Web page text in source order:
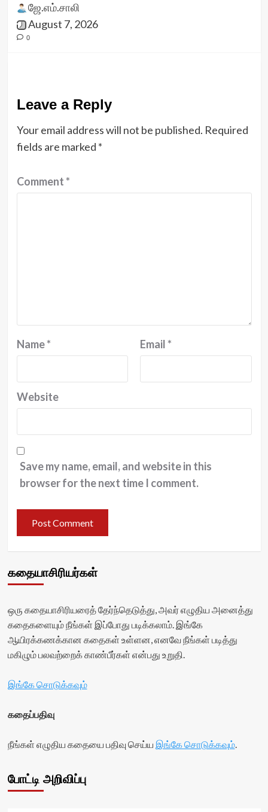
ஜே.எம்.சாலி
August 7, 2026
0
Leave a Reply
Your email address will not be published. Required
fields are marked *
Comment*
Name* Email*
Website
Save my name, email, and website in this
browser for the next time I comment.
கதையாசிரியர்கள்
ஒரு கதையாசிரியரைத் தேர்ந்தெடுத்து, அவர் எழுதிய அனைத்து
கதைகளையும் நீங்கள் இப்போது படிக்கலாம். இங்கே
ஆயிரக்கணக்கான கதைகள் உள்ளன, எனவே நீங்கள் படித்து
மகிழும் பலவற்றைக் காண்பீர்கள் என்பது உறுதி.
இங்கே சொடுக்கவும்
கதைப்பதிவு
நீங்கள் எழுதிய கதையை பதிவு செய்ய இங்கே சொடுக்கவும்.
போட்டி அறிவிப்பு